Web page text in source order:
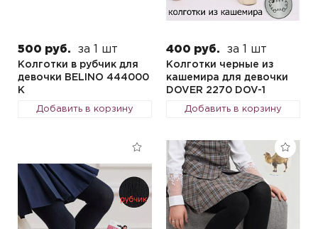
500 руб. за 1 шт
Колготки в рубчик для
девочки BELINO 444000
K
Добавить в корзину
400 руб. за 1 шт
Колготки черные из
кашемира для девочки
DOVER 2270 DOV-1
Добавить в корзину